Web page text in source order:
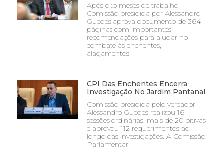
Após oito meses de trabalho,
Comissão presidida por Alessandro
Guedes aprova documento de 364
páginas com importantes
recomendações para ajudar no
combate às enchentes,
alagamentos
CPI Das Enchentes Encerra
Investigação No Jardim Pantanal
Comissão presidida pelo vereador
Alessandro Guedes realizou 16
sessões ordinárias, mais de 20 oitivas
e aprovou 112 requerimentos ao
longo das investigações. A Comissão
Parlamentar